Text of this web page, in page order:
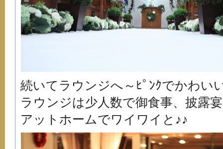
続いてラウンジへ～ﾋﾟﾝｸでかわい
ラウンジは少人数で御食事、披露
アットホームでワイワイと♪♪